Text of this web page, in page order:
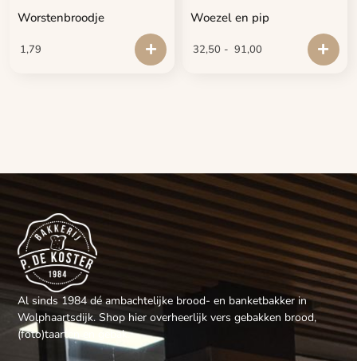
Worstenbroodje
1,79
Woezel en pip
32,50 - 91,00
Al sinds 1984 dé ambachtelijke brood- en banketbakker in
Wolphaartsdijk. Shop hier overheerlijk vers gebakken brood,
(foto)taarten en gebak.